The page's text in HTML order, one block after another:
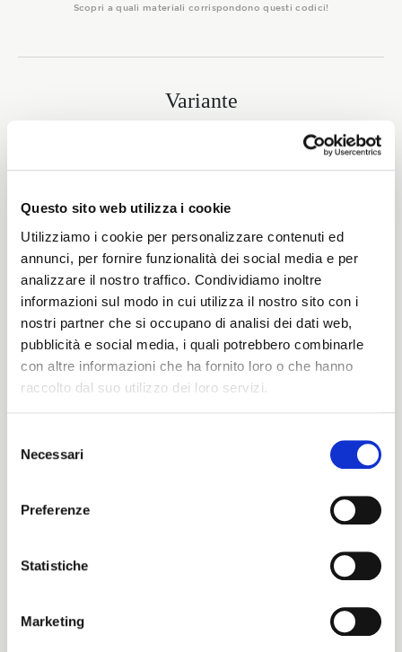
Questo sito web utilizza i cookie
Utilizziamo i cookie per personalizzare contenuti ed
annunci, per fornire funzionalità dei social media e per
analizzare il nostro traffico. Condividiamo inoltre
informazioni sul modo in cui utilizza il nostro sito con i
nostri partner che si occupano di analisi dei dati web,
pubblicità e social media, i quali potrebbero combinarle
con altre informazioni che ha fornito loro o che hanno
raccolto dal suo utilizzo dei loro servizi.
delNecessari
Preferenze
Statistiche
Marketing
Scopri a quali materiali corrispondono questi codici!
Variante
300 G/MLIN
Altezza
142/144 CM